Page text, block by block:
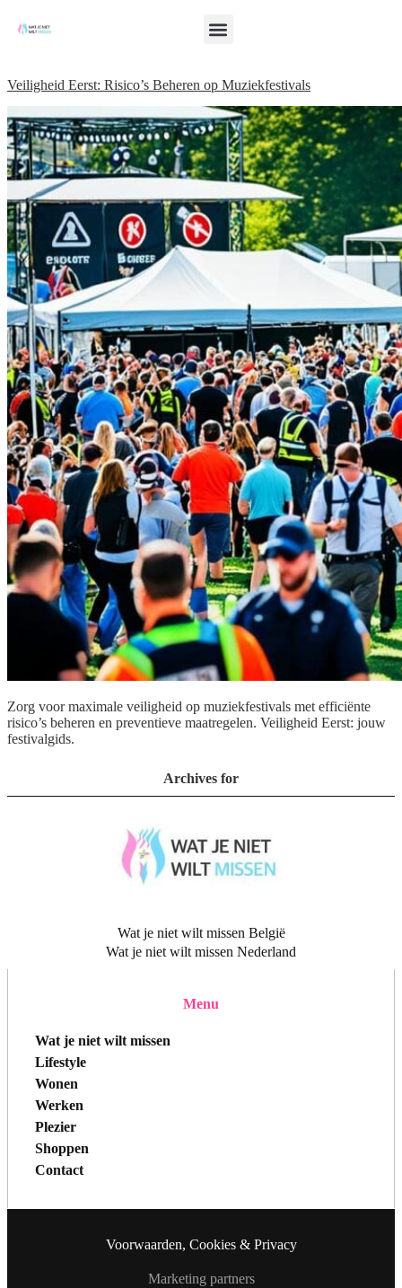
Veiligheid Eerst: Risico’s Beheren op Muziekfestivals
Zorg voor maximale veiligheid op muziekfestivals met efficiënte
risico’s beheren en preventieve maatregelen. Veiligheid Eerst: jouw
festivalgids.
Archives for
Wat je niet wilt missen België
Wat je niet wilt missen Nederland
Menu
Wat je niet wilt missen
Lifestyle
Wonen
Werken
Plezier
Shoppen
Contact
Voorwaarden, Cookies & Privacy
Marketing partners